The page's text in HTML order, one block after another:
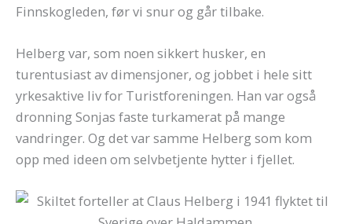
Finnskogleden, før vi snur og går tilbake.
Helberg var, som noen sikkert husker, en
turentusiast av dimensjoner, og jobbet i hele sitt
yrkesaktive liv for Turistforeningen. Han var også
dronning Sonjas faste turkamerat på mange
vandringer. Og det var samme Helberg som kom
opp med ideen om selvbetjente hytter i fjellet.